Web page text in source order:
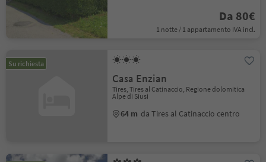
Da 80€
1 notte / 1 appartamento IVA incl.
Su richiesta
Casa Enzian
Tires, Tires al Catinaccio, Regione dolomitica
Alpe di Siusi
64 m da Tires al Catinaccio centro